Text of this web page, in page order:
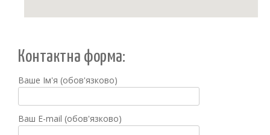
Контактна форма:
Ваше Ім'я (обов'язково)
Ваш E-mail (обов'язково)